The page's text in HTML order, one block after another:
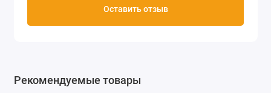
Оставить отзыв
Рекомендуемые товары